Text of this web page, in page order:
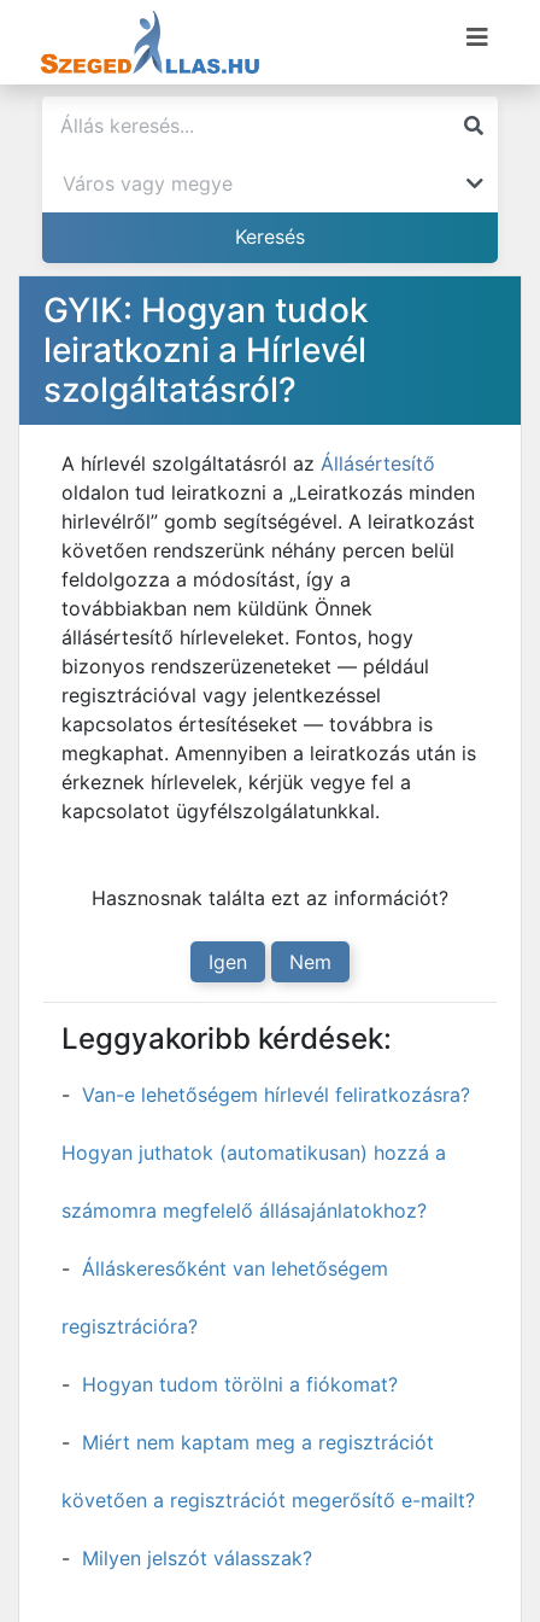
GYIK: Hogyan tudok
leiratkozni a Hírlevél
szolgáltatásról?
A hírlevél szolgáltatásról az Állásértesítő
oldalon tud leiratkozni a „Leiratkozás minden
hirlevélről” gomb segítségével. A leiratkozást
követően rendszerünk néhány percen belül
feldolgozza a módosítást, így a
továbbiakban nem küldünk Önnek
állásértesítő hírleveleket. Fontos, hogy
bizonyos rendszerüzeneteket — például
regisztrációval vagy jelentkezéssel
kapcsolatos értesítéseket — továbbra is
megkaphat. Amennyiben a leiratkozás után is
érkeznek hírlevelek, kérjük vegye fel a
kapcsolatot ügyfélszolgálatunkkal.
Hasznosnak találta ezt az információt?
Igen Nem
Leggyakoribb kérdések:
Van-e lehetőségem hírlevél feliratkozásra?
Hogyan juthatok (automatikusan) hozzá a
számomra megfelelő állásajánlatokhoz?
Álláskeresőként van lehetőségem
regisztrációra?
Hogyan tudom törölni a fiókomat?
Miért nem kaptam meg a regisztrációt
követően a regisztrációt megerősítő e-mailt?
Milyen jelszót válasszak?